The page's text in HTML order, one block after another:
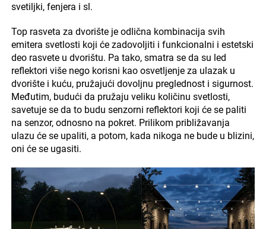
svetiljki, fenjera i sl.
Top rasveta za dvorište je odlična kombinacija svih
emitera svetlosti koji će zadovoljiti i funkcionalni i estetski
deo rasvete u dvorištu. Pa tako, smatra se da su led
reflektori više nego korisni kao osvetljenje za ulazak u
dvorište i kuću, pružajući dovoljnu preglednost i sigurnost.
Međutim, budući da pružaju veliku količinu svetlosti,
savetuje se da to budu senzorni reflektori koji će se paliti
na senzor, odnosno na pokret. Prilikom približavanja
ulazu će se upaliti, a potom, kada nikoga ne bude u blizini,
oni će se ugasiti.